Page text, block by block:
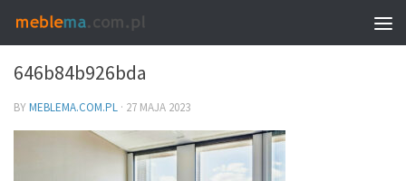
0
646b84b926bda
BYMEBLEMA.COM.PL · 27 MAJA 2023